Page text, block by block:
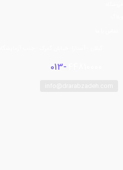
013-
info@drarabzadeh.com